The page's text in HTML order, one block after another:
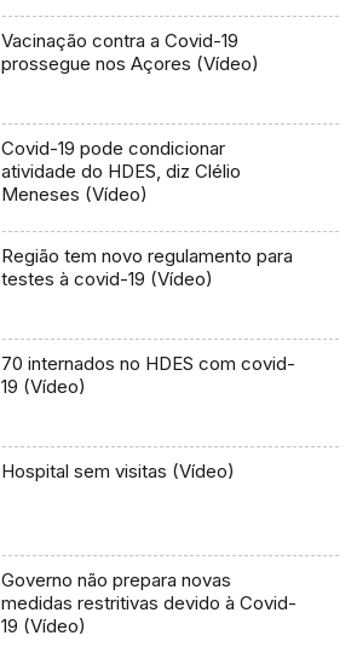
Vacinação contra a Covid-19
prossegue nos Açores (Vídeo)
Covid-19 pode condicionar
atividade do HDES, diz Clélio
Meneses (Vídeo)
Região tem novo regulamento para
testes à covid-19 (Vídeo)
70 internados no HDES com covid-
19 (Vídeo)
Hospital sem visitas (Vídeo)
Governo não prepara novas
medidas restritivas devido à Covid-
19 (Vídeo)